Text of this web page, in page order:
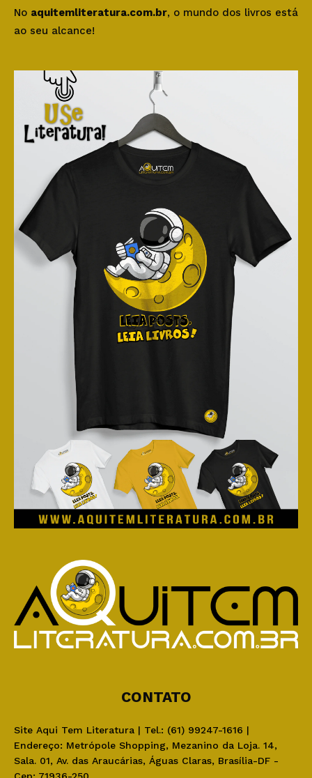
No aquitemliteratura.com.br, o mundo dos livros está
ao seu alcance!
CONTATO
Site Aqui Tem Literatura | Tel.: (61) 99247-1616 |
Endereço: Metrópole Shopping, Mezanino da Loja. 14,
Sala. 01, Av. das Araucárias, Águas Claras, Brasília-DF -
Cep: 71936-250